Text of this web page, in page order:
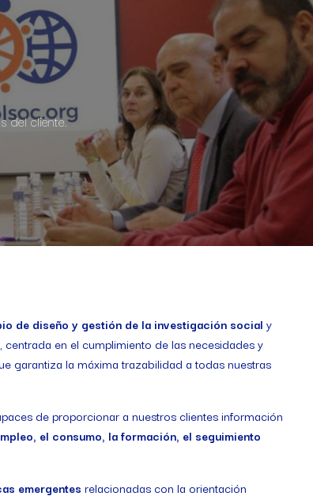
del cliente.
de diseño y gestión de la investigación social y
, centrada en el cumplimiento de las necesidades y
garantiza la máxima trazabilidad a todas nuestras
de proporcionar a nuestros clientes información
el consumo, la formación, el seguimiento
emergentes relacionadas con la orientación